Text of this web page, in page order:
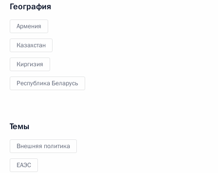
География
Армения
Казахстан
Киргизия
Республика Беларусь
Темы
Внешняя политика
ЕАЭС